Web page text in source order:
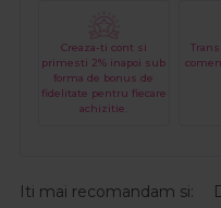
Creaza-ti cont si
primesti 2% inapoi sub
forma de bonus de
fidelitate pentru fiecare
achizitie.
Iti mai recomandam si: